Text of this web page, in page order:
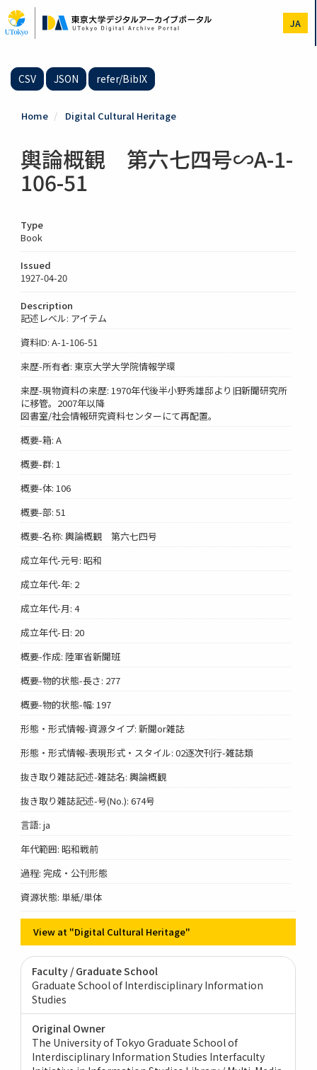
to
main
JA
CSV JSON refer/BibIX
Home Digital Cultural Heritage
輿論概観 第六七四号∽A-1-
106-51
Type
Book
Issued
1927-04-20
Description
記述レベル: アイテム
資料ID: A-1-106-51
来歴-所有者: 東京大学大学院情報学環
来歴-現物資料の来歴: 1970年代後半小野秀雄邸より旧新聞研究所
に移管。2007年以降
図書室/社会情報研究資料センターにて再配置。
概要-箱: A
概要-群: 1
概要-体: 106
概要-部: 51
概要-名称: 輿論概観 第六七四号
成立年代-元号: 昭和
成立年代-年: 2
成立年代-月: 4
成立年代-日: 20
概要-作成: 陸軍省新聞班
概要-物的状態-長さ: 277
概要-物的状態-幅: 197
形態・形式情報-資源タイプ: 新聞or雑誌
形態・形式情報-表現形式・スタイル: 02逐次刊行-雑誌類
抜き取り雑誌記述-雑誌名: 輿論概観
抜き取り雑誌記述-号(No.): 674号
言語: ja
年代範囲: 昭和戦前
過程: 完成・公刊形態
資源状態: 単紙/単体
View at "Digital Cultural Heritage"
Faculty / Graduate School
Graduate School of Interdisciplinary Information
Studies
Original Owner
The University of Tokyo Graduate School of
Interdisciplinary Information Studies Interfaculty